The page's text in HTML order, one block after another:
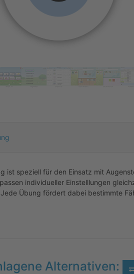
ist speziell für den Einsatz mit
individueller Einstelllungen
Übung fördert dabei bestimmte
Alternativen: